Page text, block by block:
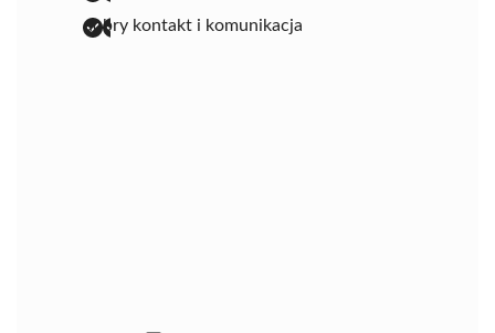
dobry kontakt i komunikacja